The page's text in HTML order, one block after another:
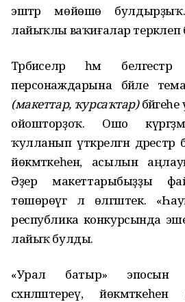
эштәр мөйөшө
лайыҡлы ваҡиғалар теркәлеп
Тәрбиәселәр һәм
персонаждарына бәйле
(макеттар, ҡурсаҡтар)
ойошторҙоҡ. Ошо
ҡулланып үткәрелгән
йөкмәткеһен, асылын
Әҙер макеттарыбыҙҙы
төшөрөүгә лә өлгәштек.
республика конкурсында
лайыҡ булды.
«Урал батыр» эпосын
сәхнәләштереү,